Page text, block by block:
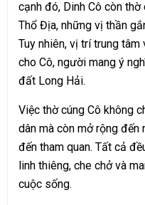
cạnh đó, Dinh Cô còn thờ
Thổ Địa, những vị thần
Tuy nhiên, vị trí trung tâm
cho Cô, người mang ý
đất Long Hải.
Việc thờ cúng Cô không
dân mà còn mở rộng
đến tham quan. Tất cả
linh thiêng, che chở và
cuộc sống.